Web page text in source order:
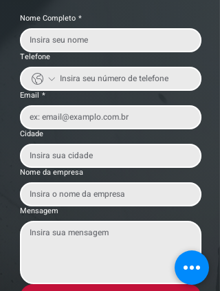
Nome Completo *
Telefone
Email *
Cidade
Nome da empresa
Mensagem